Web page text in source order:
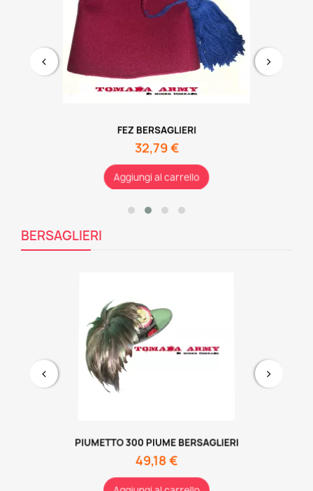
FEZ BERSAGLIERI
32,79 €
Aggiungi al carrello
BERSAGLIERI
PIUMETTO 300 PIUME BERSAGLIERI
49,18 €